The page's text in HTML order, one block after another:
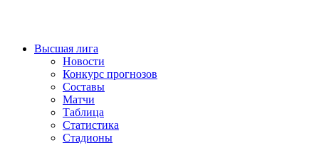
Высшая лига
Новости
Конкурс прогнозов
Составы
Матчи
Таблица
Статистика
Стадионы